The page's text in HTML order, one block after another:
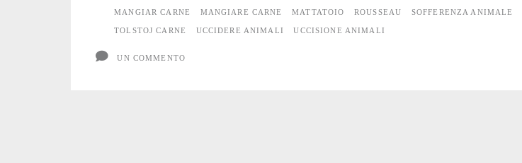
Tula
MANGIAR CARNE MANGIARE CARNE MATTATOIO ROUSSEAU SOFFERENZA ANIMALE
TOLSTOJ CARNE UCCIDERE ANIMALI UCCISIONE ANIMALI
UN COMMENTO